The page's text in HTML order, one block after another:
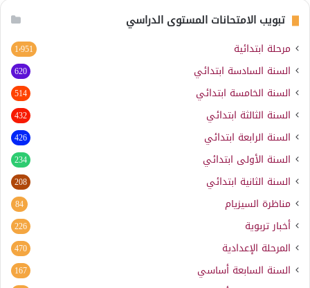
تبويب الامتحانات المستوى الدراسي
مرحلة ابتدائية 1٬951
السنة السادسة ابتدائي 620
السنة الخامسة ابتدائي 514
السنة الثالثة ابتدائي 432
السنة الرابعة ابتدائي 426
السنة الأولى ابتدائي 234
السنة الثانية ابتدائي 208
مناظرة السيزيام 84
أخبار تربوية 226
المرحلة الإعدادية 470
السنة السابعة أساسي 167